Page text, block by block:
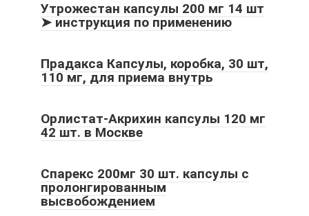
Утрожестан капсулы 200 мг 14 шт
➤ инструкция по применению
Прадакса Капсулы, коробка, 30 шт,
110 мг, для приема внутрь
Орлистат-Акрихин капсулы 120 мг
42 шт. в Москве
Спарекс 200мг 30 шт. капсулы с
пролонгированным
высвобождением